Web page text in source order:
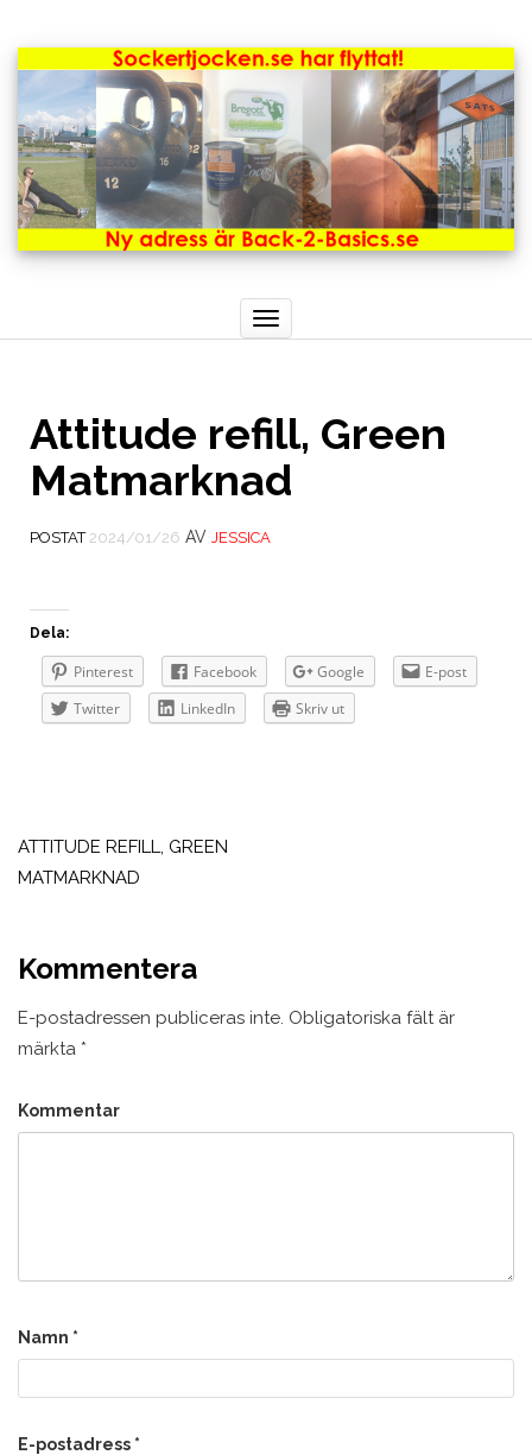
Toggle
navigation
Attitude refill, Green
Matmarknad
POSTAT 2024/01/26 AV JESSICA
Dela:
Pinterest Facebook Google
E-post
Twitter
LinkedIn Skriv ut
ATTITUDE REFILL, GREEN
MATMARKNAD
Kommentera
E-postadressen publiceras inte. Obligatoriska fält är
märkta *
Kommentar
Namn *
E-postadress *